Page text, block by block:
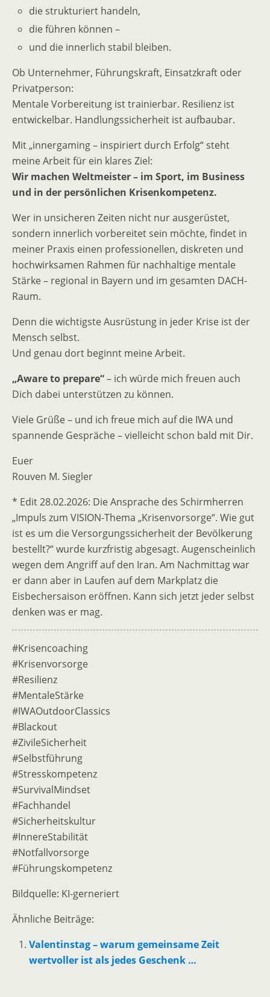
die strukturiert handeln,
die führen können –
und die innerlich stabil bleiben.
Ob Unternehmer, Führungskraft, Einsatzkraft oder
Privatperson:
Mentale Vorbereitung ist trainierbar. Resilienz ist
entwickelbar. Handlungssicherheit ist aufbaubar.
Mit „innergaming – inspiriert durch Erfolg“ steht
meine Arbeit für ein klares Ziel:
Wir machen Weltmeister – im Sport, im Business
und in der persönlichen Krisenkompetenz.
Wer in unsicheren Zeiten nicht nur ausgerüstet,
sondern innerlich vorbereitet sein möchte, findet in
meiner Praxis einen professionellen, diskreten und
hochwirksamen Rahmen für nachhaltige mentale
Stärke – regional in Bayern und im gesamten DACH-
Raum.
Denn die wichtigste Ausrüstung in jeder Krise ist der
Mensch selbst.
Und genau dort beginnt meine Arbeit.
„Aware to prepare“– ich würde mich freuen auch
Dich dabei unterstützen zu können.
Viele Grüße – und ich freue mich auf die IWA und
spannende Gespräche – vielleicht schon bald mit Dir.
Euer
Rouven M. Siegler
* Edit 28.02.2026: Die Ansprache des Schirmherren
„Impuls zum VISION-Thema „Krisenvorsorge“. Wie gut
ist es um die Versorgungssicherheit der Bevölkerung
bestellt?“ wurde kurzfristig abgesagt. Augenscheinlich
wegen dem Angriff auf den Iran. Am Nachmittag war
er dann aber in Laufen auf dem Markplatz die
Eisbechersaison eröffnen. Kann sich jetzt jeder selbst
denken was er mag.
#Krisencoaching
#Krisenvorsorge
#Resilienz
#MentaleStärke
#IWAOutdoorClassics
#Blackout
#ZivileSicherheit
#Selbstführung
#Stresskompetenz
#SurvivalMindset
#Fachhandel
#Sicherheitskultur
#InnereStabilität
#Notfallvorsorge
#Führungskompetenz
Bildquelle: KI-gerneriert
Ähnliche Beiträge:
Valentinstag – warum gemeinsame Zeit
wertvoller ist als jedes Geschenk …